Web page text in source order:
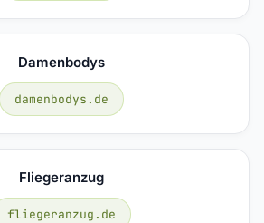
Damenbodys
damenbodys.de
Fliegeranzug
fliegeranzug.de